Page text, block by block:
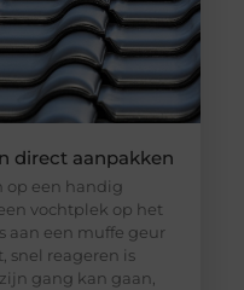
direct aanpakken
op een handig
vochtplek op het
aan een muffe geur
snel reageren is
gang kan gaan,